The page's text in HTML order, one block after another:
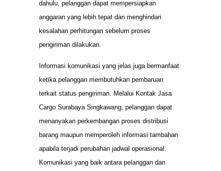
dahulu, pelanggan dapat mempersiapkan
anggaran yang lebih tepat dan menghindari
kesalahan perhitungan sebelum proses
pengiriman dilakukan.
Informasi komunikasi yang jelas juga bermanfaat
ketika pelanggan membutuhkan pembaruan
terkait status pengiriman. Melalui Kontak Jasa
Cargo Surabaya Singkawang, pelanggan dapat
menanyakan perkembangan proses distribusi
barang maupun memperoleh informasi tambahan
apabila terjadi perubahan jadwal operasional.
Komunikasi yang baik antara pelanggan dan